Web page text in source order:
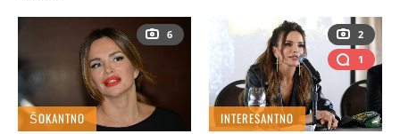
6
ŠOKANTNO
2
1
INTERESANTNO